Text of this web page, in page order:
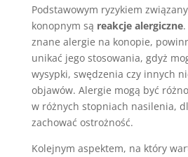
Podstawowym ryzykiem
konopnym są reakcje alergiczne.
znane alergie na konopie,
unikać jego stosowania, gdyż
wysypki, swędzenia czy innych
objawów. Alergie mogą być
w różnych stopniach nasilenia,
zachować ostrożność.
Kolejnym aspektem, na który